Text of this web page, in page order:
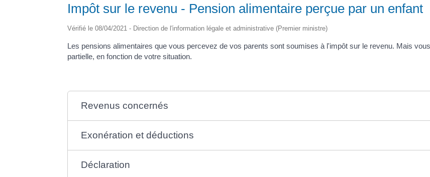
Impôt sur le revenu - Pension alimentaire perçue par un enfant
Vérifié le 08/04/2021 - Direction de l'information légale et administrative (Premier ministre)
Les pensions alimentaires que vous percevez de vos parents sont soumises à l'impôt sur le revenu. Mais
partielle, en fonction de votre situation.
Revenus concernés
Exonération et déductions
Déclaration